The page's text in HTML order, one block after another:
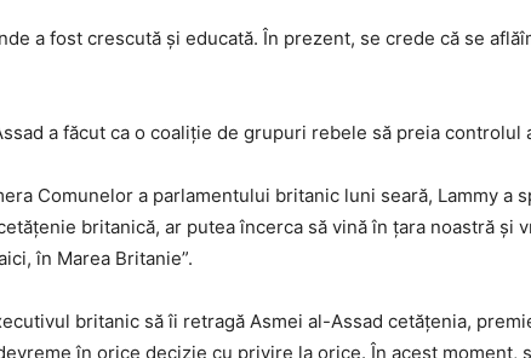
a fost crescută şi educată. În prezent, se crede că se
a făcut ca o coaliţie de grupuri rebele să preia controlul
Comunelor a parlamentului britanic luni seară, Lammy a
britanică, ar putea încerca să vină în ţara noastră şi
în Marea Britanie”.
britanic să îi retragă Asmei al-Assad cetăţenia,
în orice decizie cu privire la orice. În acest moment,